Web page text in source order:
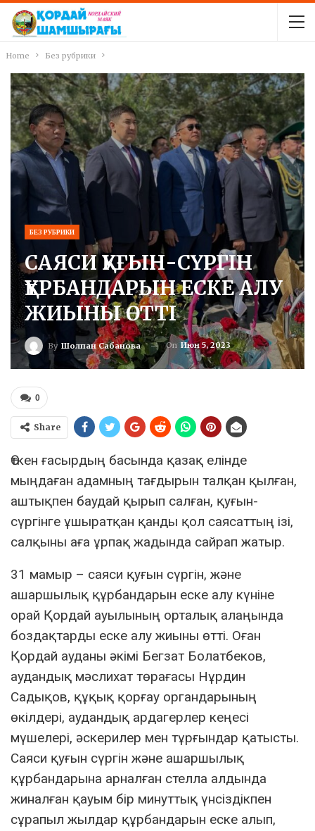
Home Без рубрики
БЕЗ РУБРИКИ
САЯСИ ҚУҒЫН-СҮРГІН
ҚҰРБАНДАРЫН ЕСКЕ АЛУ
ЖИЫНЫ ӨТТІ
By Шолпан Сабанова On Июн 5, 2023
0
Share
Өткен ғасырдың басында қазақ елінде
мыңдаған адамның тағдырын талқан қылған,
аштықпен баудай қырып салған, қуғын-
сүргінге ұшыратқан қанды қол саясаттың ізі,
салқыны аға ұрпақ жадында сайрап жатыр.
31 мамыр – саяси қуғын сүргін, және
ашаршылық құрбандарын еске алу күніне
орай Қордай ауылының орталық алаңында
боздақтарды еске алу жиыны өтті. Оған
Қордай ауданы әкімі Бегзат Болатбеков,
аудандық мәслихат төрағасы Нұрдин
Садықов, құқық қорғау органдарының
өкілдері, аудандық ардагерлер кеңесі
мүшелері, әскерилер мен тұрғындар қатысты.
Саяси қуғын сүргін және ашаршылық
құрбандарына арналған стелла алдында
жиналған қауым бір минуттық үнсіздікпен
сұрапыл жылдар құрбандарын еске алып,